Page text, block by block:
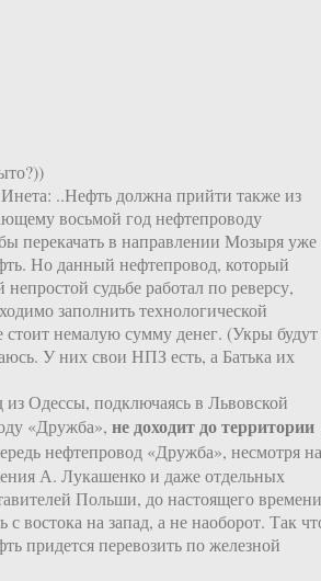
..Нефть должна прийти также из
восьмой год нефтепроводу
перекачать в направлении Мозыря уже
Но данный нефтепровод, который
судьбе работал по реверсу,
заполнить технологической
стоит немалую сумму денег. (Укры будут
У них свои НПЗ есть, а Батька их
Одессы, подключаясь в Львовской
«Дружба», не доходит до территории
нефтепровод «Дружба», несмотря на
А. Лукашенко и даже отдельных
Польши, до настоящего времени
с востока на запад, а не наоборот. Так
придется перевозить по железной